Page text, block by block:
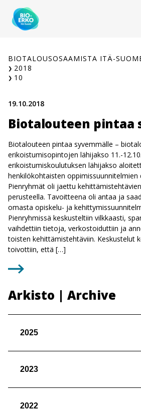
Siirry
sisältöön
BIOTALOUSOSAAMISTA ITÄ-
2018
10
19.10.2018
Biotalouteen pintaa
Biotalouteen pintaa syvemmälle –
erikoistumisopintojen lähijakso 11.-
erikoistumiskoulutuksen lähijakso
henkilökohtaisten oppimissuunnitelmien
Pienryhmät oli jaettu
perusteella. Tavoitteena oli antaa ja
omasta opiskelu- ja
Pienryhmissä keskusteltiin vilkkaasti,
vaihdettiin tietoja, verkostoiduttiin ja
toisten kehittämistehtäviin. Keskustelut
toivottiin, että […]
Arkisto | Archive
2025
2023
2022